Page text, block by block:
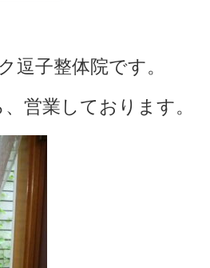
逗子整体院です。
営業しております。